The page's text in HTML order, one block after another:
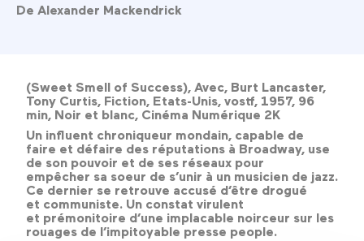
De Alexander Mackendrick
(Sweet Smell of Success), Avec, Burt Lancaster,
Tony Curtis, Fiction, Etats-Unis, vostf, 1957, 96
min, Noir et blanc, Cinéma Numérique 2K
Un influent chroniqueur mondain, capable de
faire et défaire des réputations à Broadway, use
de son pouvoir et de ses réseaux pour
empêcher sa soeur de s’unir à un musicien de jazz.
Ce dernier se retrouve accusé d’être drogué
et communiste. Un constat virulent
et prémonitoire d’une implacable noirceur sur les
rouages de l’impitoyable presse people.